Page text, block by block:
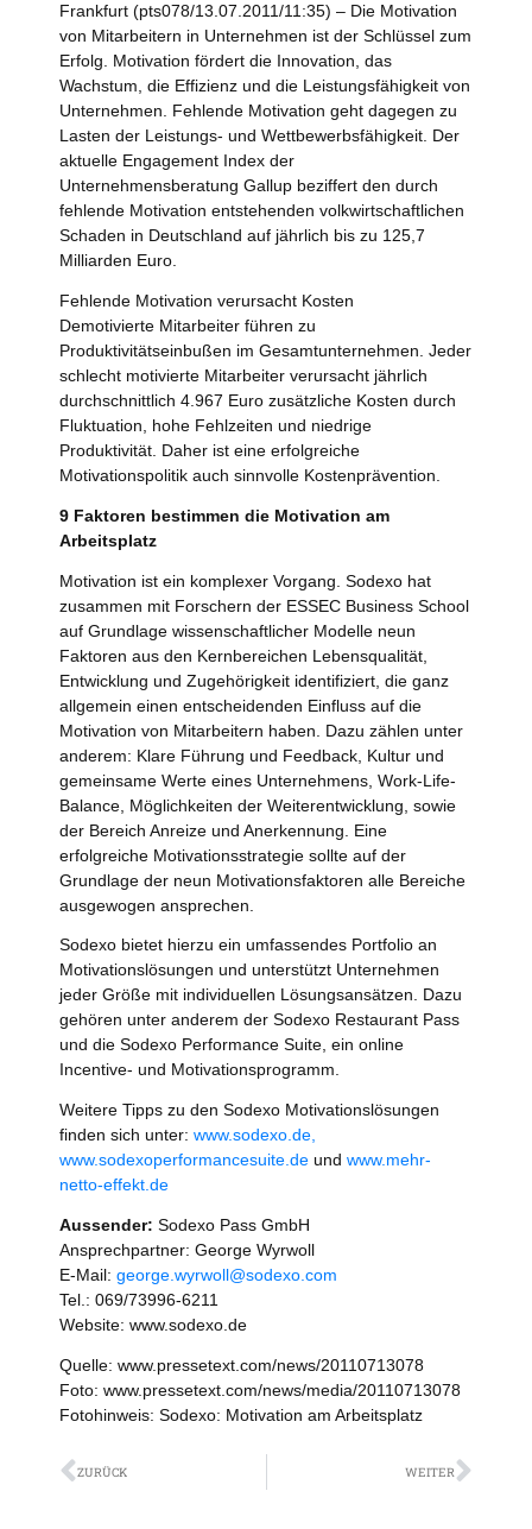
Frankfurt (pts078/13.07.2011/11:35) – Die Motivation
von Mitarbeitern in Unternehmen ist der Schlüssel zum
Erfolg. Motivation fördert die Innovation, das
Wachstum, die Effizienz und die Leistungsfähigkeit von
Unternehmen. Fehlende Motivation geht dagegen zu
Lasten der Leistungs- und Wettbewerbsfähigkeit. Der
aktuelle Engagement Index der
Unternehmensberatung Gallup beziffert den durch
fehlende Motivation entstehenden volkwirtschaftlichen
Schaden in Deutschland auf jährlich bis zu 125,7
Milliarden Euro.
Fehlende Motivation verursacht Kosten
Demotivierte Mitarbeiter führen zu
Produktivitätseinbußen im Gesamtunternehmen. Jeder
schlecht motivierte Mitarbeiter verursacht jährlich
durchschnittlich 4.967 Euro zusätzliche Kosten durch
Fluktuation, hohe Fehlzeiten und niedrige
Produktivität. Daher ist eine erfolgreiche
Motivationspolitik auch sinnvolle Kostenprävention.
9 Faktoren bestimmen die Motivation am
Arbeitsplatz
Motivation ist ein komplexer Vorgang. Sodexo hat
zusammen mit Forschern der ESSEC Business School
auf Grundlage wissenschaftlicher Modelle neun
Faktoren aus den Kernbereichen Lebensqualität,
Entwicklung und Zugehörigkeit identifiziert, die ganz
allgemein einen entscheidenden Einfluss auf die
Motivation von Mitarbeitern haben. Dazu zählen unter
anderem: Klare Führung und Feedback, Kultur und
gemeinsame Werte eines Unternehmens, Work-Life-
Balance, Möglichkeiten der Weiterentwicklung, sowie
der Bereich Anreize und Anerkennung. Eine
erfolgreiche Motivationsstrategie sollte auf der
Grundlage der neun Motivationsfaktoren alle Bereiche
ausgewogen ansprechen.
Sodexo bietet hierzu ein umfassendes Portfolio an
Motivationslösungen und unterstützt Unternehmen
jeder Größe mit individuellen Lösungsansätzen. Dazu
gehören unter anderem der Sodexo Restaurant Pass
und die Sodexo Performance Suite, ein online
Incentive- und Motivationsprogramm.
Weitere Tipps zu den Sodexo Motivationslösungen
finden sich unter: www.sodexo.de,
www.sodexoperformancesuite.de und www.mehr-
netto-effekt.de
Aussender: Sodexo Pass GmbH
Ansprechpartner: George Wyrwoll
E-Mail: george.wyrwoll@sodexo.com
Tel.: 069/73996-6211
Website: www.sodexo.de
Quelle: www.pressetext.com/news/20110713078
Foto: www.pressetext.com/news/media/20110713078
Fotohinweis: Sodexo: Motivation am Arbeitsplatz
Zurück
ZURÜCK WEITER